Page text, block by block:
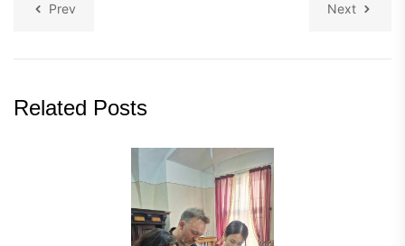
Prev Next
Related Posts